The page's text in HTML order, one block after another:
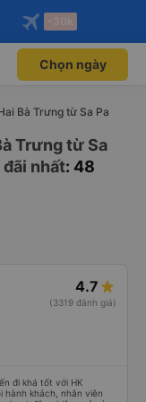
Mở app
qua
Mở app
-30k
Chọn ngày
Bà Trưng từ Sa Pa
Trưng từ Sa
nhất: 48
4.7
(3319 đánh giá)
đi khá tốt với HK
hành khách, nhân viên